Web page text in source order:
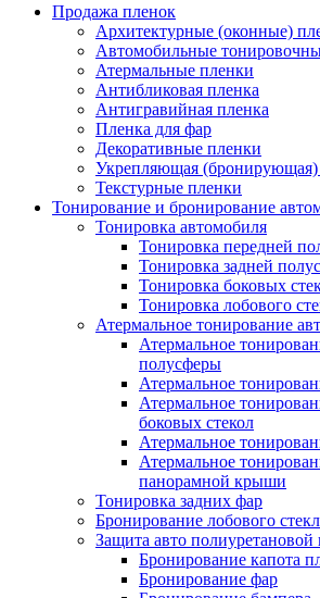
Продажа пленок
Архитектурные (оконные)
Автомобильные
Атермальные пленки
Антибликовая пленка
Антигравийная пленка
Пленка для фар
Декоративные пленки
Укрепляющая (бронирующая)
Текстурные пленки
Тонирование и бронирование
Тонировка автомобиля
Тонировка передней
Тонировка задней
Тонировка боковых
Тонировка лобового
Атермальное тонирование
Атермальное
полусферы
Атермальное
Атермальное
боковых стекол
Атермальное
Атермальное
панорамной крыши
Тонировка задних фар
Бронирование лобового
Защита авто полиуретановой
Бронирование капота
Бронирование фар